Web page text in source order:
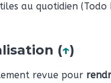
au quotidien
(↑)
revue pour